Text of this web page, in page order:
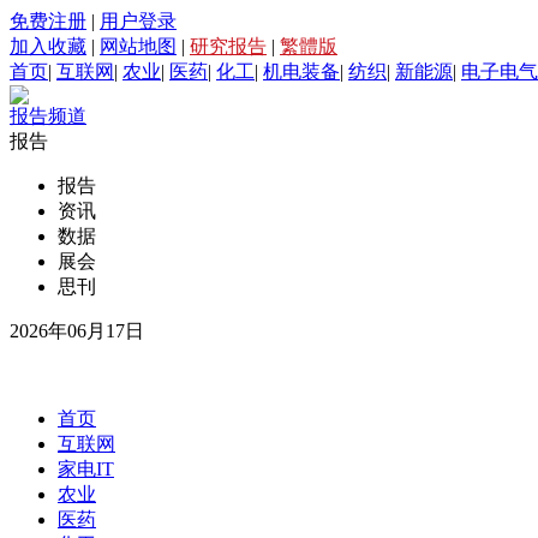
免费注册 | 用户登录
加入收藏 | 网站地图 | 研究报告 | 繁體版
首页| 互联网 | 农业| 医药| 化工| 机电装备| 纺织| 新能源| 电子电气
报告频道
报告
报告
资讯
数据
展会
思刊
2026年06月17日
首页
互联网
家电IT
农业
医药